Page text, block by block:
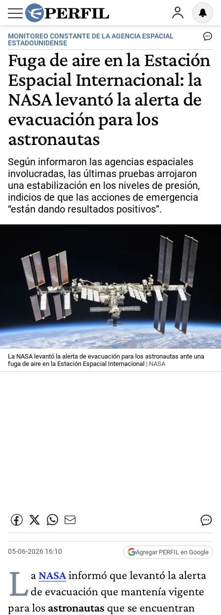
MONITOREO CONSTANTE DE LA AGENCIA ESPACIAL
ESTADOUNIDENSE
Fuga de aire en la Estación
Espacial Internacional: la
NASA levantó la alerta de
evacuación para los
astronautas
Según informaron las agencias espaciales
involucradas, las últimas pruebas arrojaron
una estabilización en los niveles de presión,
indicios de que las acciones de emergencia
“están dando resultados positivos”.
La NASA levantó la alerta de evacuación para los astronautas ante una
fuga de aire en la Estación Espacial Internacional | NASA
05-06-2026 16:10 Agregar PERFIL en Google
La NASAinformó que levantó la alerta
de evacuación que mantenía vigente
para los astronautas que se encuentran